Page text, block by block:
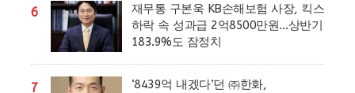
6
재무통 구본욱 KB손해보험 사장, 킥스
하락 속 성과급 2억8500만원…상반기
183.9%도 잠정치
7
‘8439억 내겠다’던 ㈜한화,